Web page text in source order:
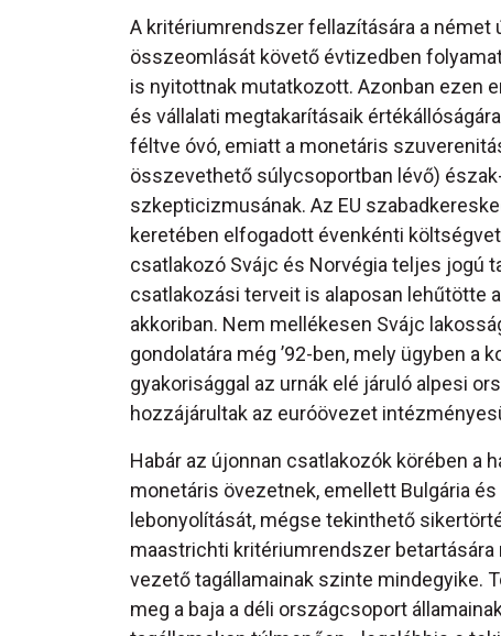
A kritériumrendszer fellazítására a
összeomlását követő évtizedben
is nyitottnak mutatkozott. Azonban ezen
és vállalati megtakarításaik
féltve óvó, emiatt a monetáris
összevethető súlycsoportban lévő)
szkepticizmusának. Az EU
keretében elfogadott évenkénti
csatlakozó Svájc és Norvégia teljes jogú
csatlakozási terveit is alaposan lehűtötte
akkoriban. Nem mellékesen Svájc
gondolatára még ’92-ben, mely ügyben a
gyakorisággal az urnák elé járuló alpesi
hozzájárultak az euróövezet
Habár az újonnan csatlakozók körében a
monetáris övezetnek, emellett Bulgária
lebonyolítását, mégse tekinthető
maastrichti kritériumrendszer
vezető tagállamainak szinte mindegyike.
meg a baja a déli országcsoport